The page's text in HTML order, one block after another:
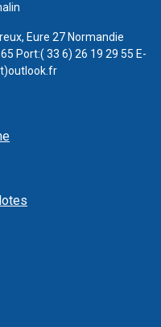
Eure 27 Normandie
Port:( 33 6) 26 19 29 55 E-